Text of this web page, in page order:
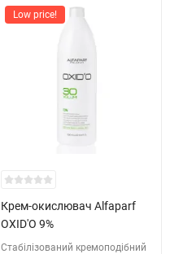
Low price!
Крем-окислювач Alfaparf
OXID'O 9%
Стабілізований кремоподібний